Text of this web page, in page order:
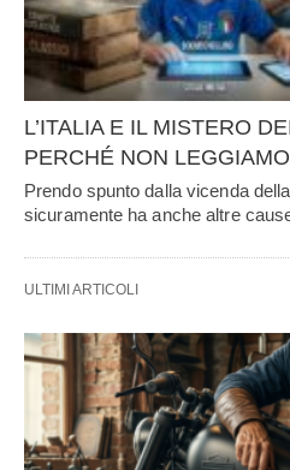
L’ITALIA E IL MISTERO
PERCHÉ NON
Prendo spunto dalla vicenda
sicuramente ha anche altre
ULTIMI ARTICOLI